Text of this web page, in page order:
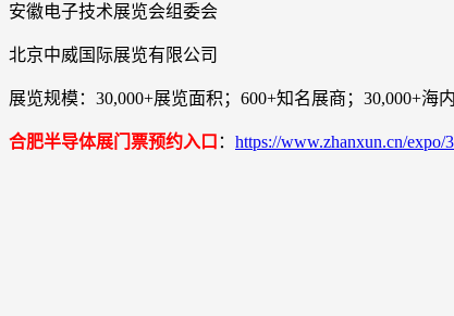
安徽电子技术展览会组委会
北京中威国际展览有限公司
展览规模：30,000+展览面积；600+知名展商；30,000+海
合肥半导体展门票预约入口 ： https://www.zhanxun.cn/expo/